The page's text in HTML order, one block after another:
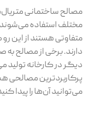
مصالح ساختمانی
مختلف استفاده
متفاوتی هستند از این
دارند. برخی از مصالح
دیگر در کارخانه
پرکاربردترین مصالحی
می‌توانید آن‌ها را پیدا